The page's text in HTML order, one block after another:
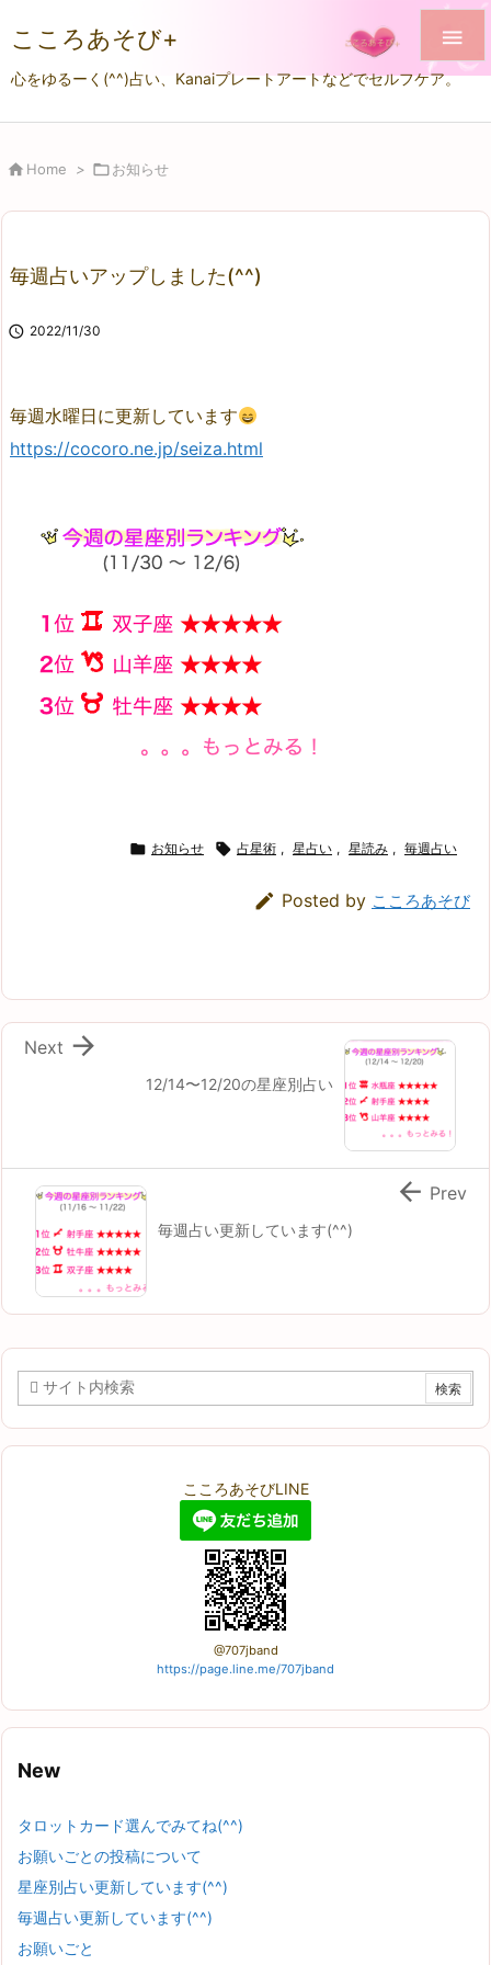
こころあそび+
心をゆるーく(^^)占い、Kanaiプレートアートなどでセルフケア。

 Home > お知らせ
毎週占いアップしました(^^)
 2022/11/30
毎週水曜日に更新しています
https://cocoro.ne.jp/seiza.html
 お知らせ  占星術 , 星占い , 星読み , 毎週占い
 Posted by こころあそび
12/14〜12/20の星座別占い

Next
毎週占い更新しています(^^)
 Prev
こころあそびLINE
@707jband
https://page.line.me/707jband
New
タロットカード選んでみてね(^^)
お願いごとの投稿について
星座別占い更新しています(^^)
毎週占い更新しています(^^)
お願いごと